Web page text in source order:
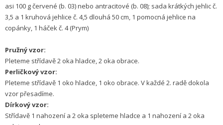
asi 100 g červené (b. 03) nebo antracitové (b. 08); sada krátkých jehlic č.
3,5 a 1 kruhová jehlice č. 4,5 dlouhá 50 cm, 1 pomocná jehlice na
copánky, 1 háček č. 4 (Prym)
Pružný vzor:
Pleteme střídavě 2 oka hladce, 2 oka obrace.
Perličkový vzor:
Pleteme střídavě 1 oko hladce, 1 oko obrace. V každé 2. radě dokola
vzor přesadíme.
Dírkový vzor:
Střídavě 1 nahození a 2 oka spleteme hladce a 1 nahození a 2 oka